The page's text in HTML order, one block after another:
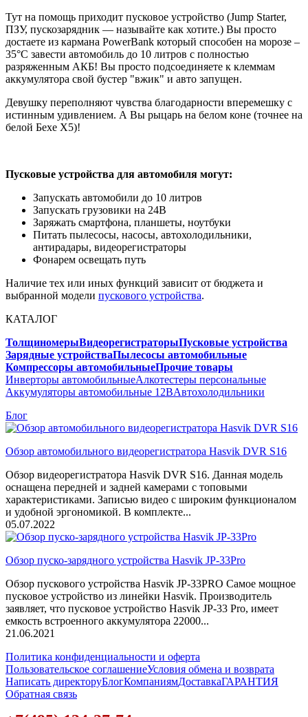
Тут на помощь приходит пусковое устройство (Jump Starter,
ПЗУ, пускозарядник — называйте как хотите.) Вы просто
достаете из кармана PowerBank который способен на морозе –
35°С завести автомобиль до 10 литров с полностью
разряженным АКБ! Вы просто подсоединяете к клеммам
аккумулятора свой бустер "вжик" и авто запущен.
Девушку переполняют чувства благодарности вперемешку с
истинным удивлением. А Вы рыцарь на белом коне (точнее на
белой Бехе Х5)!
Пусковые устройства для автомобиля могут:
Запускать автомобили до 10 литров
Запускать грузовики на 24В
Заряжать смартфона, планшеты, ноутбуки
Питать пылесосы, насосы, автохолодильники,
антирадары, видеорегистраторы
Фонарем освещать путь
Наличие тех или иных функций зависит от бюджета и
выбранной модели пускового устройства.
КАТАЛОГ
ТолщиномерыВидеорегистраторыПусковые устройства
Зарядные устройстваПылесосы автомобильные
Компрессоры автомобильныеПрочие товары
Инверторы автомобильныеАлкотестеры персональные
Аккумуляторы автомобильные 12ВАвтохолодильники
Блог
Обзор автомобильного видеорегистратора Hasvik DVR S16
Обзор видеорегистратора Hasvik DVR S16. Данная модель
оснащена передней и задней камерами с топовыми
характеристиками. Записью видео с широким функционалом
и удобной эргономикой. В комплекте...
05.07.2022
Обзор пуско-зарядного устройства Hasvik JP-33Pro
Обзор пускового устройства Hasvik JP-33PRO Самое мощное
пусковое устройство из линейки Hasvik. Производитель
заявляет, что пусковое устройство Hasvik JP-33 Pro, имеет
емкость встроенного аккумулятора 22000...
21.06.2021
Политика конфиденциальности и оферта
Пользовательское соглашениеУсловия обмена и возврата
Написать директоруБлогКомпаниямДоставкаГАРАНТИЯ
Обратная связь